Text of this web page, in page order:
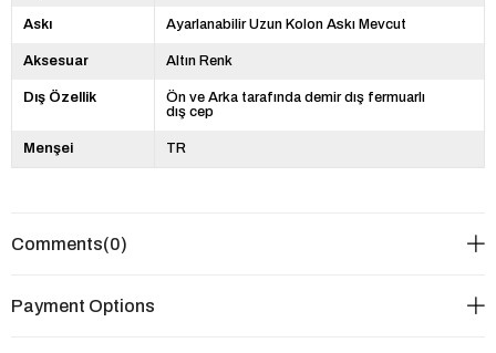
Askı Ayarlanabilir Uzun Kolon Askı Mevcut
Aksesuar Altın Renk
Dış Özellik
Ön ve Arka tarafında demir dış fermuarlı
dış cep
Menşei TR
Comments(0)
Payment Options